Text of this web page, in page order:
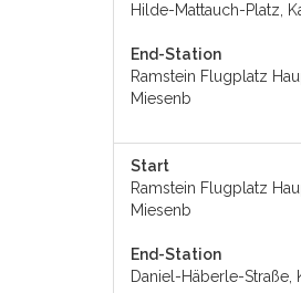
Hilde-Mattauch-Platz,
End-Station
Ramstein Flugplatz
Miesenb
Start
Ramstein Flugplatz
Miesenb
End-Station
Daniel-Häberle-Straße,